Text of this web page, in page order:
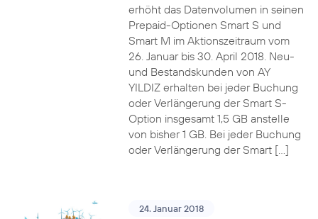
erhöht das Datenvolumen in seinen
Prepaid-Optionen Smart S und
Smart M im Aktionszeitraum vom
26. Januar bis 30. April 2018. Neu-
und Bestandskunden von AY
YILDIZ erhalten bei jeder Buchung
oder Verlängerung der Smart S-
Option insgesamt 1,5 GB anstelle
von bisher 1 GB. Bei jeder Buchung
oder Verlängerung der Smart […]
24. Januar 2018